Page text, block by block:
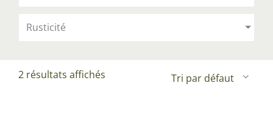
Rusticité
2 résultats affichés